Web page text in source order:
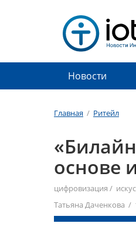
Новости
Главная / Ритейл
основе
цифровизация /
Татьяна Даченкова /